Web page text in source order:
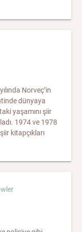
Norveç’in
dünyaya
yaşamını şiir
1974 ve 1978
kitapçıkları